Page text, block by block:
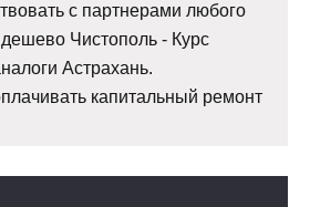
с партнерами любого
Чистополь - Курс
Астрахань.
капитальный ремонт